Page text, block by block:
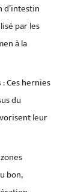
d’intestin
par les
à la
: Ces hernies
du
leur
bon,